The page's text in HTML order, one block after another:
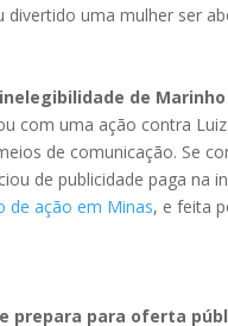
divertido uma mulher ser
de
com uma ação contra
de comunicação. Se
de publicidade paga
de ação em Minas, e feita
prepara para oferta